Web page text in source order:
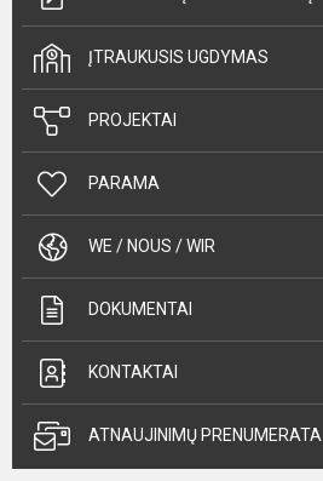
ĮTRAUKUSIS UGDYMAS
PROJEKTAI
PARAMA
WE / NOUS / WIR
DOKUMENTAI
KONTAKTAI
ATNAUJINIMŲ PRENUMERATA